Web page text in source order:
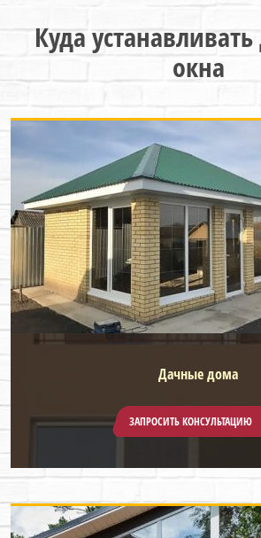
Куда
окна
Дачные дома
ЗАПРОСИТЬ КОНСУЛЬТАЦИЮ